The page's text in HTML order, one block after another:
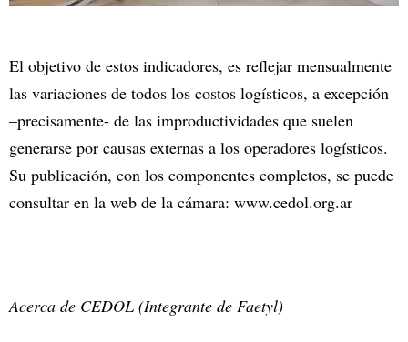
El objetivo de estos indicadores, es reflejar mensualmente
las variaciones de todos los costos logísticos, a excepción
–precisamente- de las improductividades que suelen
generarse por causas externas a los operadores logísticos.
Su publicación, con los componentes completos, se puede
consultar en la web de la cámara: www.cedol.org.ar
Acerca de CEDOL (Integrante de Faetyl)